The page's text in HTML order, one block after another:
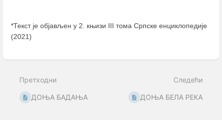
*Текст је објављен у 2. књизи III тома Српске енциклопедије
(2021)
mode
Претходни
ДОЊА БАДАЊА
Следећи
ДОЊА БЕЛА РЕКА